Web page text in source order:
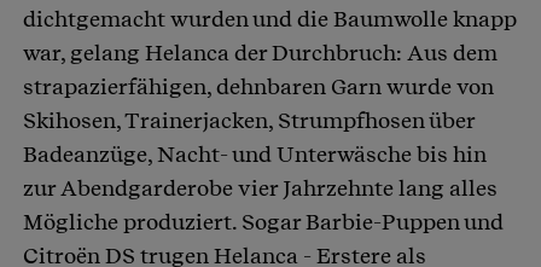
dichtgemacht wurden und die Baumwolle knapp
war, gelang Helanca der Durchbruch: Aus dem
strapazierfähigen, dehnbaren Garn wurde von
Skihosen, Trainerjacken, Strumpfhosen über
Badeanzüge, Nacht- und Unterwäsche bis hin
zur Abendgarderobe vier Jahrzehnte lang alles
Mögliche produziert. Sogar Barbie-Puppen und
Citroën DS trugen Helanca - Erstere als